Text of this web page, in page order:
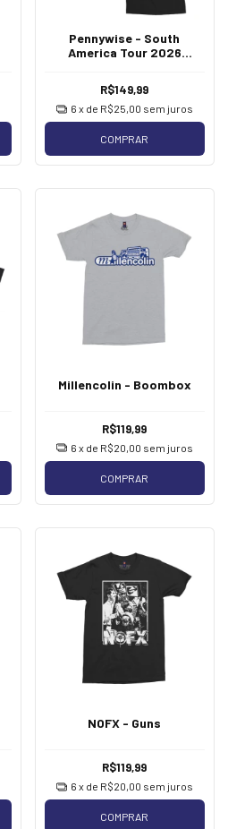
Pennywise - South
America Tour 2026
R$149,99
6 x de R$25,00 sem juros
COMPRAR
Millencolin - Boombox
R$119,99
6 x de R$20,00 sem juros
COMPRAR
NOFX - Guns
R$119,99
6 x de R$20,00 sem juros
COMPRAR